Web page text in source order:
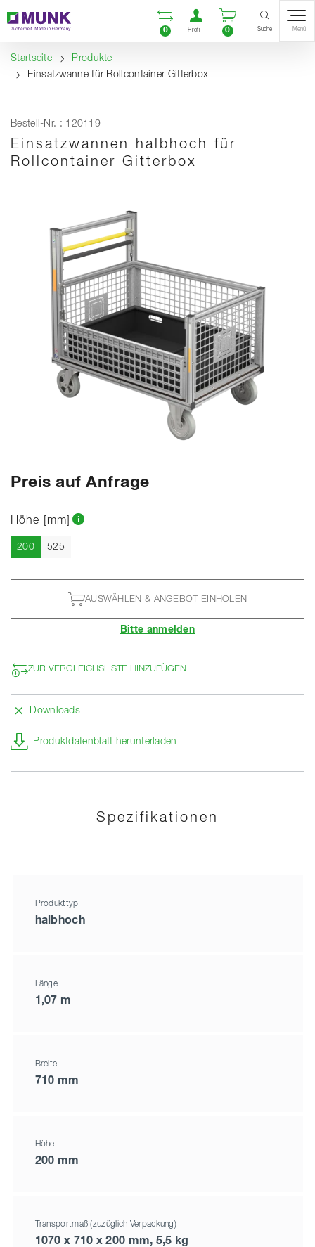
Inhalt
Inhaltsverzeichnis
Navigation Vergleichsliste öffnen
0
Benutzerkonto
Profil
Warenkorb
0 Suche Menü
Startseite
Produkte
Einsatzwanne für Rollcontainer Gitterbox
Bestell-Nr. : 120119
Einsatzwannen halbhoch für
Rollcontainer Gitterbox
Preis auf Anfrage
Höhe [mm]
200Aktuell
525
AUSWÄHLEN & ANGEBOT EINHOLEN
Bitte anmelden
ZUR VERGLEICHSLISTE HINZUFÜGEN
Downloads
Produktdatenblatt herunterladen
Spezifikationen
Produkttyp
halbhoch
Länge
1,07 m
Breite
710 mm
Höhe
200 mm
Transportmaß (zuzüglich Verpackung)
1070 x 710 x 200 mm, 5,5 kg